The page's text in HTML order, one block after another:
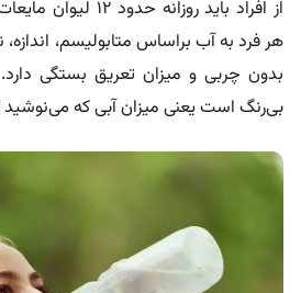
از افراد باید روزانه
هر فرد به آب براساس متابولیسم،
بدون چربی و میزان تعریق بستگی دارد.
بی‌رنگ است یعنی میزان آبی که